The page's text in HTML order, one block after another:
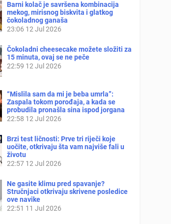
Barni kolač je savršena kombinacija
mekog, mirisnog biskvita i glatkog
čokoladnog ganaša
23:06 12 Jul 2026
Čokoladni cheesecake možete složiti za
15 minuta, ovaj se ne peče
22:59 12 Jul 2026
“Mislila sam da mi je beba umrla”:
Zaspala tokom porođaja, a kada se
probudila pronašla sina ispod jorgana
22:58 12 Jul 2026
Brzi test ličnosti: Prve tri riječi koje
uočite, otkrivaju šta vam najviše fali u
životu
22:57 12 Jul 2026
Ne gasite klimu pred spavanje?
Stručnjaci otkrivaju skrivene posledice
ove navike
22:51 11 Jul 2026